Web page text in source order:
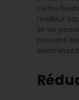
Cette
meilleur
et vie
peuvent
selon leurs